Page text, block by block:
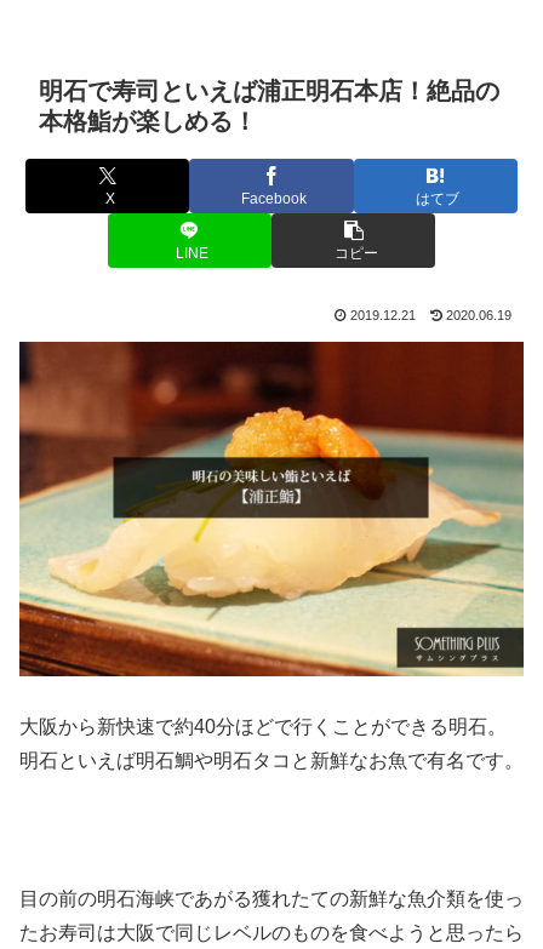
明石で寿司といえば浦正明石本店！絶品の
本格鮨が楽しめる！
X Facebook はてブ
LINE コピー
2019.12.21 2020.06.19
大阪から新快速で約40分ほどで行くことができる明石。
明石といえば明石鯛や明石タコと新鮮なお魚で有名です。
目の前の明石海峡であがる獲れたての新鮮な魚介類を使っ
たお寿司は大阪で同じレベルのものを食べようと思ったら